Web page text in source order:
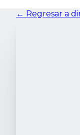
← Regresar a